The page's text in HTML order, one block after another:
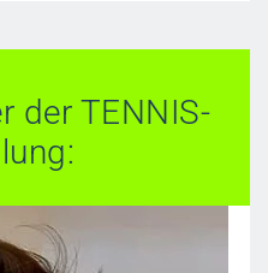
der TENNIS-